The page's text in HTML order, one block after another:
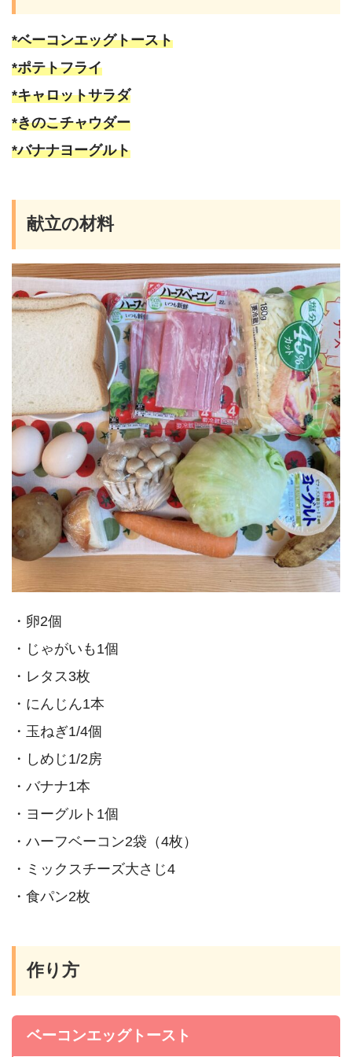
*ベーコンエッグトースト
*ポテトフライ
*キャロットサラダ
*きのこチャウダー
*バナナヨーグルト
献立の材料
・卵2個
・じゃがいも1個
・レタス3枚
・にんじん1本
・玉ねぎ1/4個
・しめじ1/2房
・バナナ1本
・ヨーグルト1個
・ハーフベーコン2袋（4枚）
・ミックスチーズ大さじ4
・食パン2枚
作り方
ベーコンエッグトースト